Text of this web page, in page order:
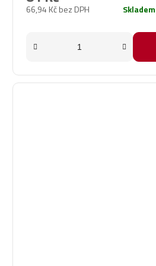
66,94 Kč bez DPH Skladem